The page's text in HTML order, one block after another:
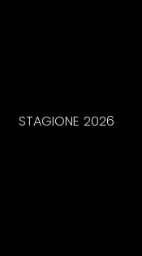
STAGIONE 2026